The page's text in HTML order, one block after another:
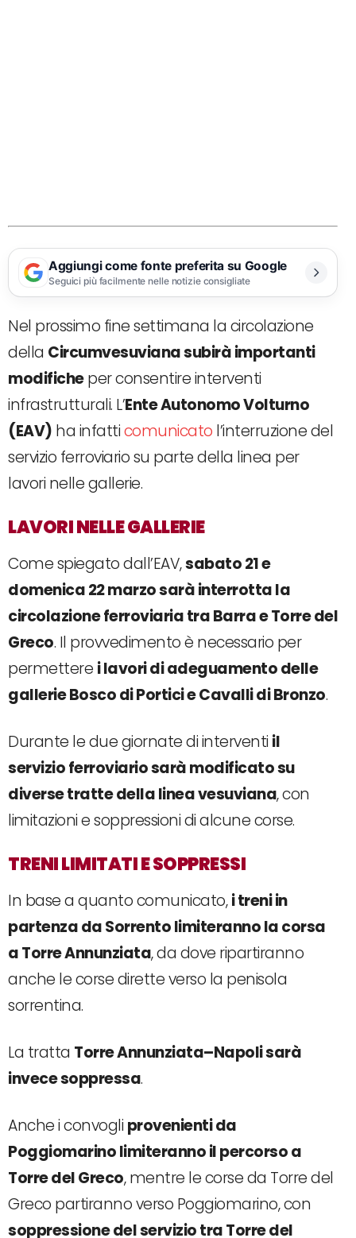
Aggiungi come fonte preferita su Google
Seguici più facilmente nelle notizie consigliate
Nel prossimo fine settimana la circolazione
della Circumvesuviana subirà importanti
modificheper consentire interventi
infrastrutturali. L’Ente Autonomo Volturno
(EAV) ha infatticomunicato l’interruzione del
servizio ferroviario su parte della linea per
lavori nelle gallerie.
LAVORI NELLE GALLERIE
Come spiegato dall’EAV,sabato 21 e
domenica 22 marzo sarà interrotta la
circolazione ferroviaria tra Barra e Torre del
Greco. Il provvedimento è necessario per
permettere i lavori di adeguamento delle
gallerie Bosco di Portici e Cavalli di Bronzo.
Durante le due giornate di interventi il
servizio ferroviario sarà modificato su
diverse tratte della linea vesuviana, con
limitazioni e soppressioni di alcune corse.
TRENI LIMITATI E SOPPRESSI
In base a quanto comunicato,i treni in
partenza da Sorrento limiteranno la corsa
a Torre Annunziata, da dove ripartiranno
anche le corse dirette verso la penisola
sorrentina.
La tratta Torre Annunziata–Napoli sarà
invece soppressa.
Anche i convogli provenienti da
Poggiomarino limiteranno il percorso a
Torre del Greco, mentre le corse da Torre del
Greco partiranno verso Poggiomarino, con
soppressione del servizio tra Torre del